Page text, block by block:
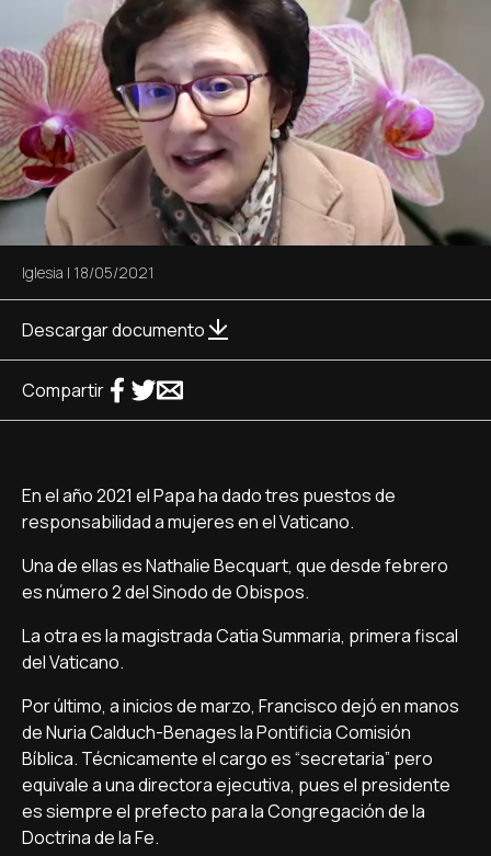
Iglesia | 18/05/2021
Descargar documento
Compartir
En el año 2021 el Papa ha dado tres puestos de
responsabilidad a mujeres en el Vaticano.
Una de ellas es Nathalie Becquart, que desde febrero
es número 2 del Sinodo de Obispos.
La otra es la magistrada Catia Summaria, primera fiscal
del Vaticano.
Por último, a inicios de marzo, Francisco dejó en manos
de Nuria Calduch-Benages la Pontificia Comisión
Bíblica. Técnicamente el cargo es “secretaria” pero
equivale a una directora ejecutiva, pues el presidente
es siempre el prefecto para la Congregación de la
Doctrina de la Fe.